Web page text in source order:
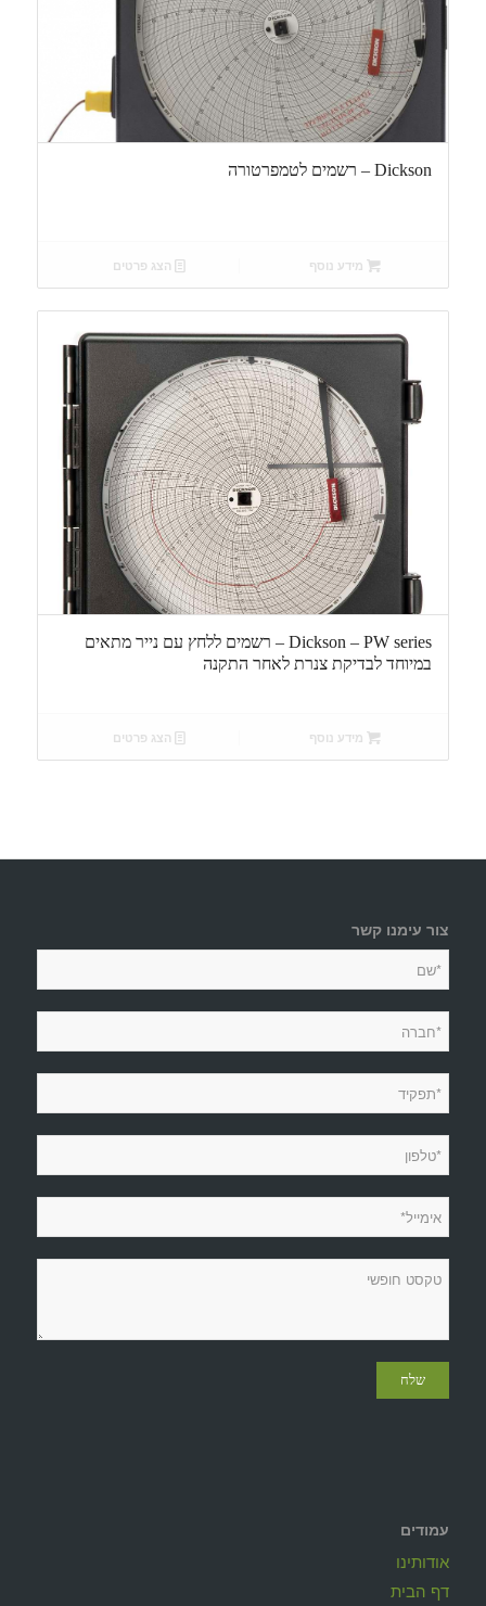
Dickson – רשמים לטמפרטורה
מידע נוסף הצג פרטים
Dickson – PW series – רשמים ללחץ עם נייר מתאים
במיוחד לבדיקת צנרת לאחר התקנה
מידע נוסף הצג פרטים
צור עימנו קשר
עמודים
אודותינו
דף הבית